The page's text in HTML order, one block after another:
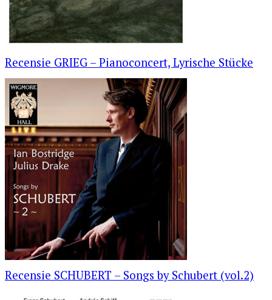
Recensie GRIEG – Pianoconcert, Lyrische Stücke
Recensie SCHUBERT – Songs by Schubert (vol.2)